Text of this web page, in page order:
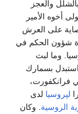
والعجز
أخوه الأمير
على العرش
شؤون الحكم في
وما لبث
بسمارك
فرانكفورت،
لپروسيا لدى
الروسية . وكان